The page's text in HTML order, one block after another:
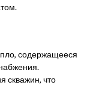
содержащееся
скважин, что